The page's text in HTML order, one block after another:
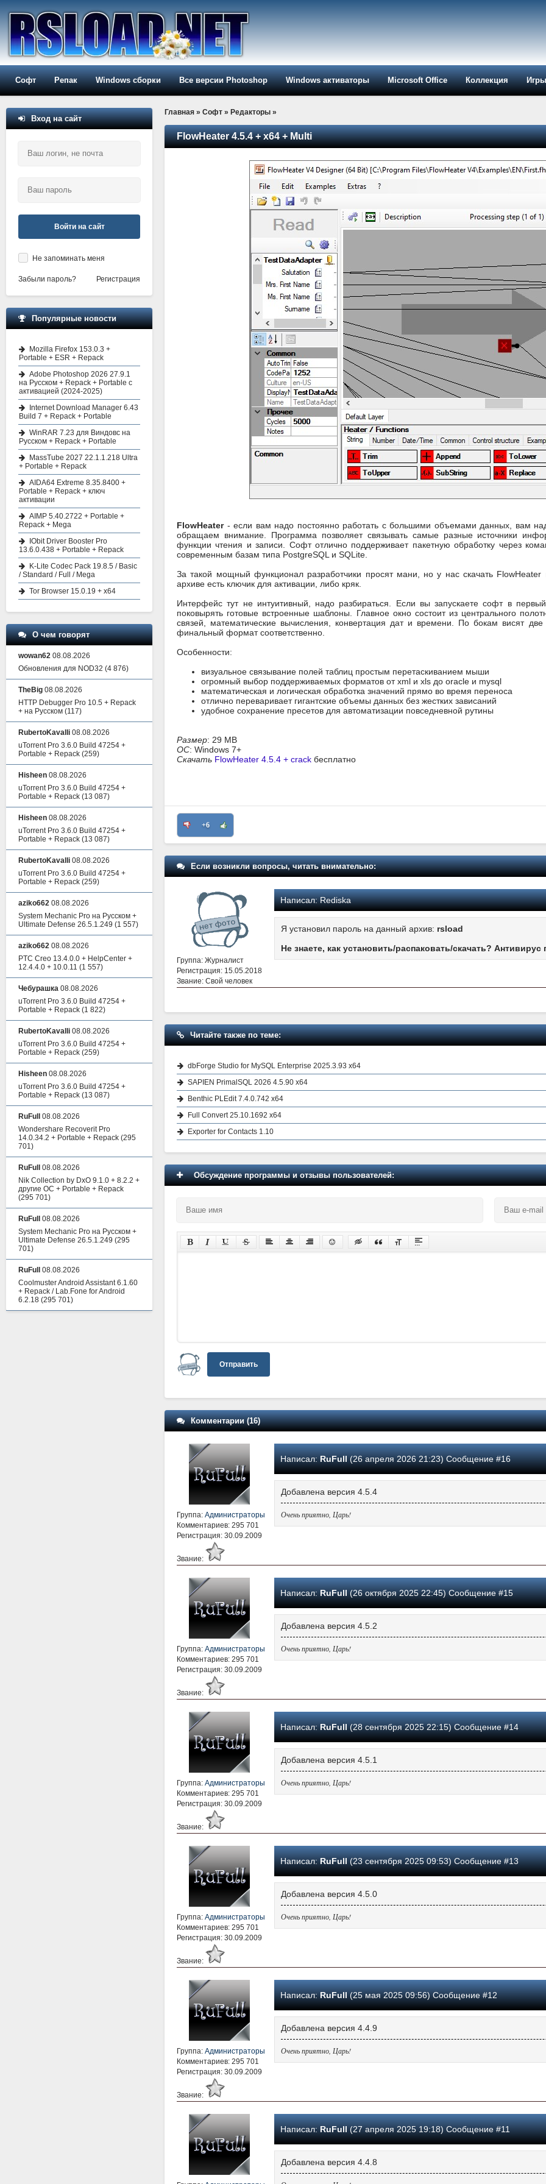
Софт Репак Windows сборки Все версии Photoshop Windows активаторы Microsoft Office Коллекция Игры
Главная » Софт » Редакторы »
FlowHeater 4.5.4 + x64 + Multi
FlowHeater- если вам надо постоянно работать с большими объемами данных, вам
обращаем внимание. Программа позволяет связывать самые разные источники
функции чтения и записи. Софт отлично поддерживает пакетную обработку через
современным базам типа PostgreSQL и SQLite.
За такой мощный функционал разработчики просят мани, но у нас скачать
архиве есть ключик для активации, либо кряк.
Интерфейс тут не интуитивный, надо разбираться. Если вы запускаете софт в
поковырять готовые встроенные шаблоны. Главное окно состоит из центрального
связей, математические вычисления, конвертация дат и времени. По бокам висят
финальный формат соответственно.
Особенности:
визуальное связывание полей таблиц простым перетаскиванием мыши
огромный выбор поддерживаемых форматов от xml и xls до oracle и mysql
математическая и логическая обработка значений прямо во время переноса
отлично переваривает гигантские объемы данных без жестких зависаний
удобное сохранение пресетов для автоматизации повседневной рутины
Размер: 29 MB
ОС: Windows 7+
Скачать FlowHeater 4.5.4 + crack бесплатно
+6
Если возникли вопросы, читать внимательно:
Группа: Журналист
Регистрация: 15.05.2018
Звание: Свой человек
Написал:Rediska
Я установил пароль на данный архив: rsload
Не знаете, как установить/распаковать/скачать?
Читайте также по теме:
dbForge Studio for MySQL Enterprise 2025.3.93 x64
SAPIEN PrimalSQL 2026 4.5.90 x64
Benthic PLEdit 7.4.0.742 x64
Full Convert 25.10.1692 x64
Exporter for Contacts 1.10
Обсуждение программы и отзывы пользователей:
Отправить
Комментарии (16)
Группа: Администраторы
Комментариев: 295 701
Регистрация: 30.09.2009
Звание:
Написал: RuFull(26 апреля 2026 21:23) Сообщение #16
Добавлена версия 4.5.4
Очень приятно, Царь!
Группа: Администраторы
Комментариев: 295 701
Регистрация: 30.09.2009
Звание:
Написал: RuFull(26 октября 2025 22:45) Сообщение #15
Добавлена версия 4.5.2
Очень приятно, Царь!
Группа: Администраторы
Комментариев: 295 701
Регистрация: 30.09.2009
Звание:
Написал: RuFull(28 сентября 2025 22:15) Сообщение #14
Добавлена версия 4.5.1
Очень приятно, Царь!
Группа: Администраторы
Комментариев: 295 701
Регистрация: 30.09.2009
Звание:
Написал: RuFull(23 сентября 2025 09:53) Сообщение #13
Добавлена версия 4.5.0
Очень приятно, Царь!
Группа: Администраторы
Комментариев: 295 701
Регистрация: 30.09.2009
Звание:
Написал: RuFull(25 мая 2025 09:56) Сообщение #12
Добавлена версия 4.4.9
Очень приятно, Царь!
Написал: RuFull(27 апреля 2025 19:18) Сообщение #11
Добавлена версия 4.4.8
Вход на сайт
Войти на сайт
Не запоминать меня
Забыли пароль? Регистрация
Популярные новости
Mozilla Firefox 153.0.3 +
Portable + ESR + Repack
Adobe Photoshop 2026 27.9.1
на Русском + Repack + Portable с
активацией (2024-2025)
Internet Download Manager 6.43
Build 7 + Repack + Portable
WinRAR 7.23 для Виндовс на
Русском + Repack + Portable
MassTube 2027 22.1.1.218 Ultra
+ Portable + Repack
AIDA64 Extreme 8.35.8400 +
Portable + Repack + ключ
активации
AIMP 5.40.2722 + Portable +
Repack + Mega
IObit Driver Booster Pro
13.6.0.438 + Portable + Repack
K-Lite Codec Pack 19.8.5 / Basic
/ Standard / Full / Mega
Tor Browser 15.0.19 + x64
О чем говорят
wowan62 08.08.2026
Обновления для NOD32 (4 876)
TheBig 08.08.2026
HTTP Debugger Pro 10.5 + Repack
+ на Русском (117)
RubertoKavalli 08.08.2026
uTorrent Pro 3.6.0 Build 47254 +
Portable + Repack (259)
Hisheen 08.08.2026
uTorrent Pro 3.6.0 Build 47254 +
Portable + Repack (13 087)
Hisheen 08.08.2026
uTorrent Pro 3.6.0 Build 47254 +
Portable + Repack (13 087)
RubertoKavalli 08.08.2026
uTorrent Pro 3.6.0 Build 47254 +
Portable + Repack (259)
aziko662 08.08.2026
System Mechanic Pro на Русском +
Ultimate Defense 26.5.1.249 (1 557)
aziko662 08.08.2026
PTC Creo 13.4.0.0 + HelpCenter +
12.4.4.0 + 10.0.11 (1 557)
Чебурашка 08.08.2026
uTorrent Pro 3.6.0 Build 47254 +
Portable + Repack (1 822)
RubertoKavalli 08.08.2026
uTorrent Pro 3.6.0 Build 47254 +
Portable + Repack (259)
Hisheen 08.08.2026
uTorrent Pro 3.6.0 Build 47254 +
Portable + Repack (13 087)
RuFull
08.08.2026
Wondershare Recoverit Pro
14.0.34.2 + Portable + Repack (295
701)
RuFull
08.08.2026
Nik Collection by DxO 9.1.0 + 8.2.2 +
другие ОС + Portable + Repack
(295 701)
RuFull
08.08.2026
System Mechanic Pro на Русском +
Ultimate Defense 26.5.1.249 (295
701)
RuFull
08.08.2026
Coolmuster Android Assistant 6.1.60
+ Repack / Lab.Fone for Android
6.2.18 (295 701)